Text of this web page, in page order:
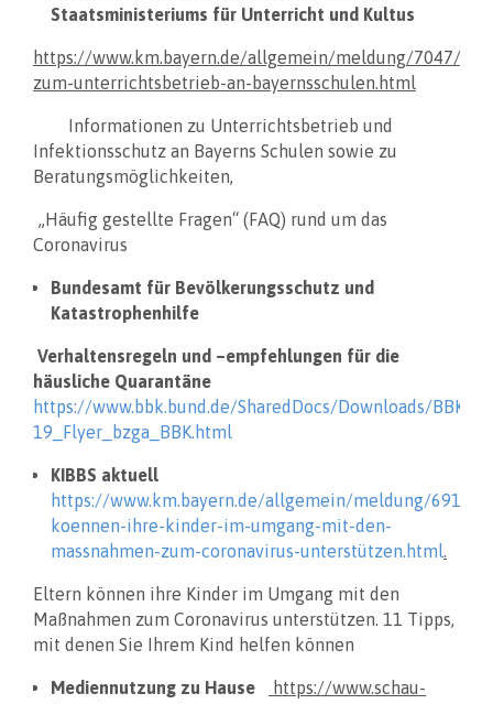
Staatsministeriums für Unterricht und Kultus
https://www.km.bayern.de/allgemein/meldung/7047/faq-
zum-unterrichtsbetrieb-an-bayernsschulen.html
Informationen zu Unterrichtsbetrieb und
Infektionsschutz an Bayerns Schulen sowie zu
Beratungsmöglichkeiten,
„Häufig gestellte Fragen“ (FAQ) rund um das
Coronavirus
Bundesamt für Bevölkerungsschutz und
Katastrophenhilfe
Verhaltensregeln und –empfehlungen für die
häusliche Quarantäne
https://www.bbk.bund.de/SharedDocs/Downloads/BBK/
19_Flyer_bzga_BBK.html
KIBBS aktuell
https://www.km.bayern.de/allgemein/meldung/6918/
koennen-ihre-kinder-im-umgang-mit-den-
massnahmen-zum-coronavirus-unterstützen.html.
Eltern können ihre Kinder im Umgang mit den
Maßnahmen zum Coronavirus unterstützen. 11 Tipps,
mit denen Sie Ihrem Kind helfen können
Mediennutzung zu Hause
https://www.schau-